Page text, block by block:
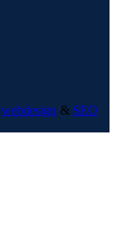
webdesign & SEO